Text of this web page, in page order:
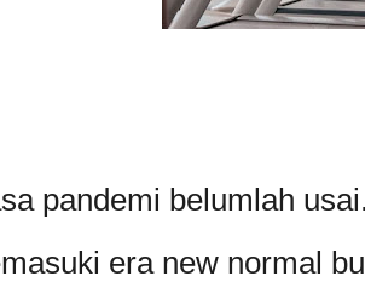
pandemi belumlah
era new normal